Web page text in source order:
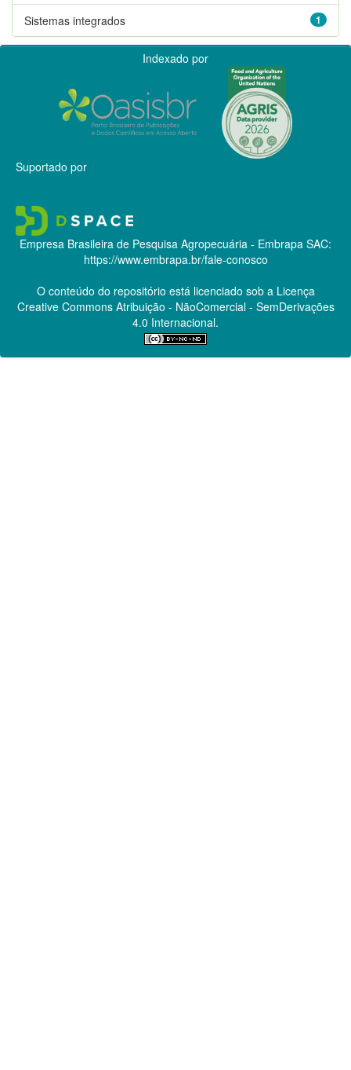
1
Sistemas integrados
Indexado por
Suportado por
Empresa Brasileira de Pesquisa Agropecuária - Embrapa SAC:
https://www.embrapa.br/fale-conosco
O conteúdo do repositório está licenciado sob a Licença
Creative CommonsAtribuição - NãoComercial - SemDerivações
4.0 Internacional.